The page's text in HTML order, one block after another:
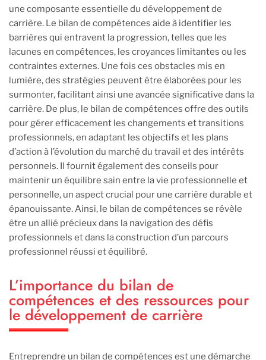
une composante essentielle du développement de
carrière. Le bilan de compétences aide à identifier les
barrières qui entravent la progression, telles que les
lacunes en compétences, les croyances limitantes ou les
contraintes externes. Une fois ces obstacles mis en
lumière, des stratégies peuvent être élaborées pour les
surmonter, facilitant ainsi une avancée significative dans la
carrière. De plus, le bilan de compétences offre des outils
pour gérer efficacement les changements et transitions
professionnels, en adaptant les objectifs et les plans
d’action à l’évolution du marché du travail et des intérêts
personnels. Il fournit également des conseils pour
maintenir un équilibre sain entre la vie professionnelle et
personnelle, un aspect crucial pour une carrière durable et
épanouissante. Ainsi, le bilan de compétences se révèle
être un allié précieux dans la navigation des défis
professionnels et dans la construction d’un parcours
professionnel réussi et équilibré.
L’importance du bilan de
compétences et des ressources pour
le développement de carrière
Entreprendre un bilan de compétences est une démarche